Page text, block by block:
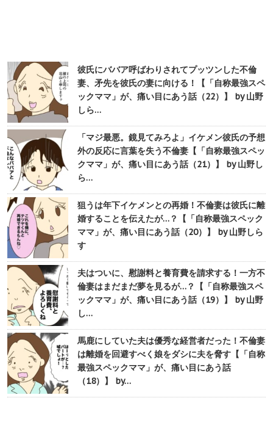
彼氏にババア呼ばわりされてプッツンした不倫
妻、矛先を彼氏の妻に向ける！【「自称最強スペ
ックママ」が、痛い目にあう話（22）】 by 山野
しら…
「マジ最悪。鏡見てみろよ」イケメン彼氏の予想
外の反応に言葉を失う不倫妻【「自称最強スペッ
クママ」が、痛い目にあう話（21）】 by 山野し
ら…
狙うは年下イケメンとの再婚！不倫妻は彼氏に離
婚することを伝えたが…？【「自称最強スペック
ママ」が、痛い目にあう話（20）】 by 山野しら
す
夫はついに、慰謝料と養育費を請求する！一方不
倫妻はまだまだ夢を見るが…？【「自称最強スペ
ックママ」が、痛い目にあう話（19）】 by 山野
し…
馬鹿にしていた夫は優秀な経営者だった！不倫妻
は離婚を回避すべく娘をダシに夫を脅す【「自称
最強スペックママ」が、痛い目にあう話
（18）】 by…